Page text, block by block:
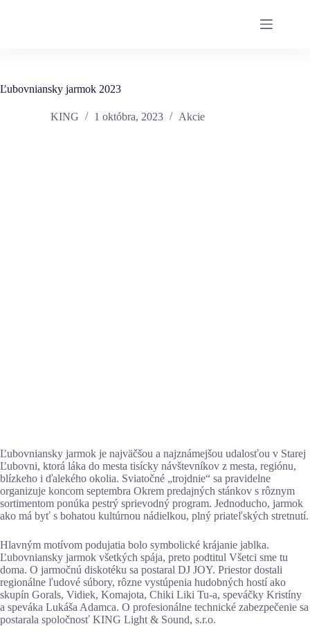
Ľubovniansky jarmok 2023
KING 1 októbra, 2023 Akcie
Ľubovniansky jarmok je najväčšou a najznámejšou udalosťou v Starej
Ľubovni, ktorá láka do mesta tisícky návštevníkov z mesta, regiónu,
blízkeho i ďalekého okolia. Sviatočné „trojdnie“ sa pravidelne
organizuje koncom septembra Okrem predajných stánkov s rôznym
sortimentom ponúka pestrý sprievodný program. Jednoducho, jarmok
ako má byť s bohatou kultúrnou nádielkou, plný priateľských stretnutí.
Hlavným motívom podujatia bolo symbolické krájanie jablka.
Ľubovniansky jarmok všetkých spája, preto podtitul Všetci sme tu
doma. O jarmočnú diskotéku sa postaral DJ JOY. Priestor dostali
regionálne ľudové súbory, rôzne vystúpenia hudobných hostí ako
skupín Gorals, Vidiek, Komajota, Chiki Liki Tu-a, speváčky Kristíny
a speváka Lukáša Adamca. O profesionálne technické zabezpečenie sa
postarala spoločnosť KING Light & Sound, s.r.o.